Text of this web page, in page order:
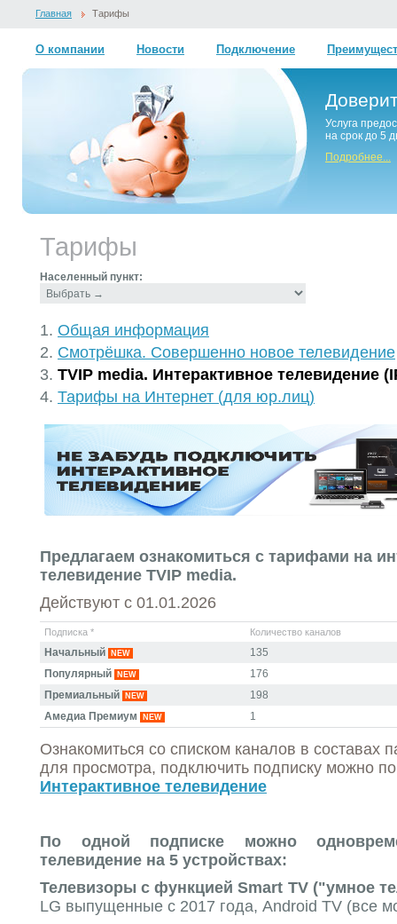
Главная Тарифы
О компании Новости Подключение
Услуга
на срок до 5
Подробнее...
Тарифы
Населенный пункт:
Общая информация
Смотрёшка. Совершенно новое телевидение
TVIP media. Интерактивное телевидение
Тарифы на Интернет (для юр.лиц)
Предлагаем ознакомиться с тарифами на
телевидение TVIP media.
Действуют с 01.01.2026
Подписка * Количество каналов
Начальный NEW
135
Популярный
NEW
176
Премиальный
NEW
198
Амедиа Премиум
NEW 1
Ознакомиться со списком каналов в составах
для просмотра, подключить подписку можно
Интерактивное телевидение
По одной подписке можно
телевидение на 5 устройствах:
Телевизоры с функцией Smart TV ("умное
LG выпущенные с 2017 года, Android TV (все